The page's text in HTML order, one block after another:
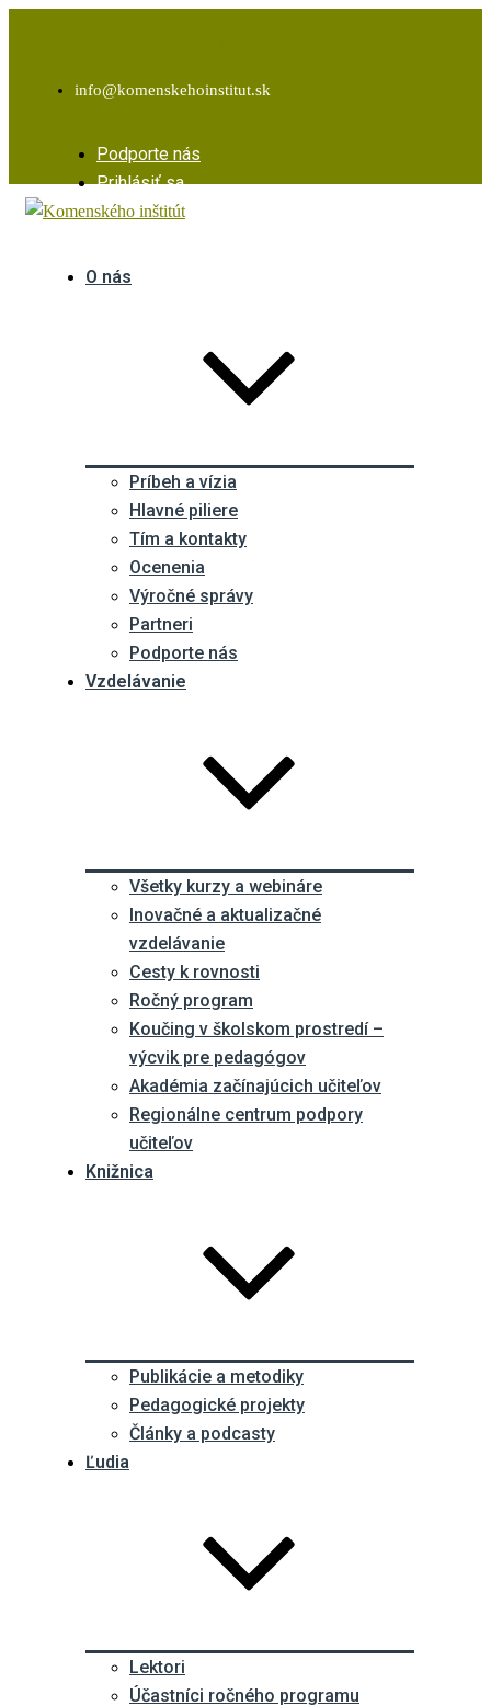
info@komenskehoinstitut.sk
Podporte nás
Prihlásiť sa
O nás
Príbeh a vízia
Hlavné piliere
Tím a kontakty
Ocenenia
Výročné správy
Partneri
Podporte nás
Vzdelávanie
Všetky kurzy a webináre
Inovačné a aktualizačné
vzdelávanie
Cesty k rovnosti
Ročný program
Koučing v školskom prostredí –
výcvik pre pedagógov
Akadémia začínajúcich učiteľov
Regionálne centrum podpory
učiteľov
Knižnica
Publikácie a metodiky
Pedagogické projekty
Články a podcasty
Ľudia
Lektori
Účastníci ročného programu